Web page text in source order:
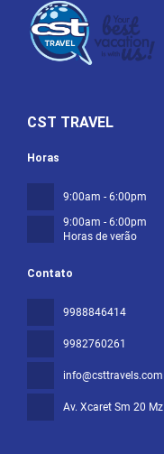
CST TRAVEL
Contato
9988846414
9982760261
info@csttravels.com
Av. Xcaret Sm 20
Horas
9:00am - 6:00pm
9:00am - 6:00pm
Horas de verão